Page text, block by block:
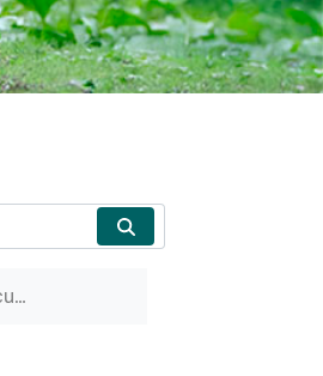
P&aacute;ginas hu&eacute;rfanas